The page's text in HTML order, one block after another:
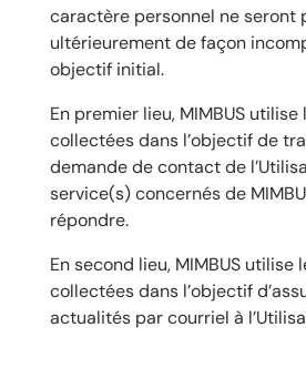
caractère personnel ne seront
ultérieurement de façon
objectif initial.
En premier lieu, MIMBUS
collectées dans l’objectif de
demande de contact de
service(s) concernés de
répondre.
En second lieu, MIMBUS utilise
collectées dans l’objectif
actualités par courriel à